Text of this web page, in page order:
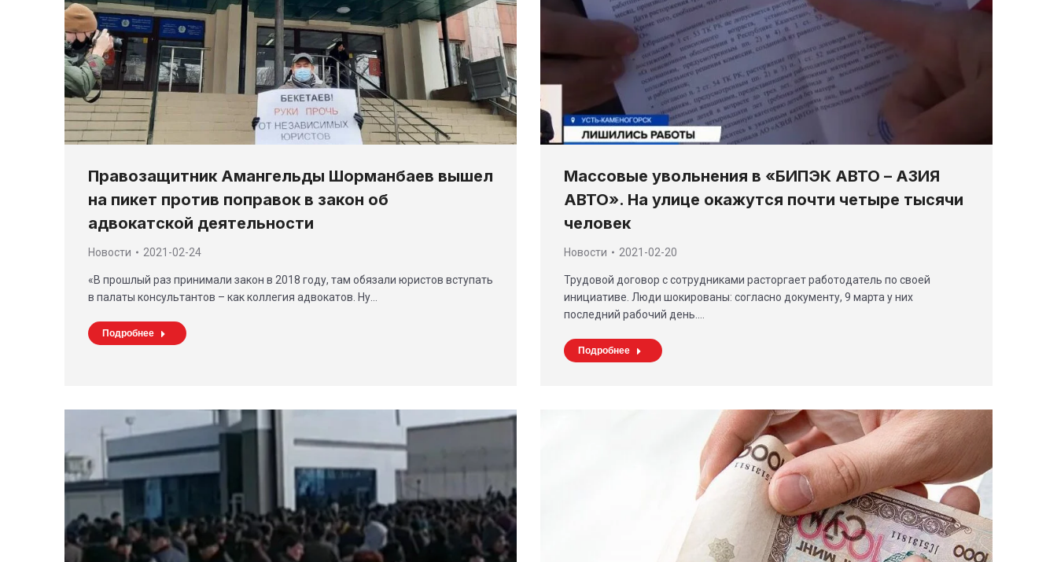
Правозащитник Амангельды Шорманбаев вышел
на пикет против поправок в закон об
адвокатской деятельности
Новости 2021-02-24
«В прошлый раз принимали закон в 2018 году, там обязали юристов вступать
в палаты консультантов – как коллегия адвокатов. Ну…
Подробнее
Массовые увольнения в «БИПЭК АВТО – АЗИЯ
АВТО». На улице окажутся почти четыре тысячи
человек
Новости 2021-02-20
Трудовой договор с сотрудниками расторгает работодатель по своей
инициативе. Люди шокированы: согласно документу, 9 марта у них
последний рабочий день.…
Подробнее